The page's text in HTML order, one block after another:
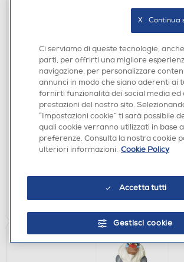
ACCESSORI HOME ENTERTAINMENT
EXQUISITE GAMING - THOR CABLE
€ 33,49
Ci serviamo di queste tecnologie,
parti, per offrirti una migliore
navigazione, per personalizzare
annunci in modo che siano aderenti ai
fornirti funzionalità dei social media ed
prestazioni del nostro sito.
“Impostazioni cookie” ti sarà possibile
quali cookie verranno utilizzati in base
preferenze. Consulta la nostra cookie
ulteriori informazioni. Cookie Policy
Accetta tutti
Gestisci cookie
X   Continua